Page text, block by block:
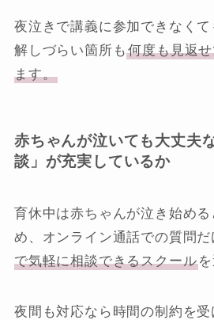
夜泣きで講義に参加できなく
解しづらい箇所も何度も見返
ます。
赤ちゃんが泣いても大丈夫
談」が充実しているか
育休中は赤ちゃんが泣き始め
め、オンライン通話での質問
で気軽に相談できるスクール
夜間も対応なら時間の制約を